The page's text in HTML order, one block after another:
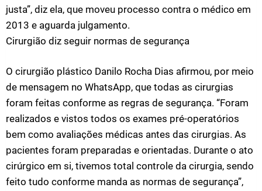
justa”, diz ela, que moveu processo contra o médico em
2013 e aguarda julgamento.
Cirurgião diz seguir normas de segurança
O cirurgião plástico Danilo Rocha Dias afirmou, por meio
de mensagem no WhatsApp, que todas as cirurgias
foram feitas conforme as regras de segurança. “Foram
realizados e vistos todos os exames pré-operatórios
bem como avaliações médicas antes das cirurgias. As
pacientes foram preparadas e orientadas. Durante o ato
cirúrgico em si, tivemos total controle da cirurgia, sendo
feito tudo conforme manda as normas de segurança”,